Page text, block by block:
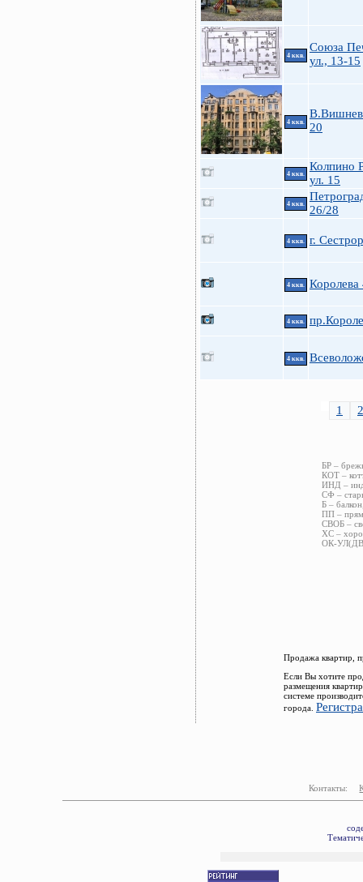
4 ккв.
Союза
ул., 13-15
4 ккв.
20
4 ккв.
Колпино
ул. 15
4 ккв.
26/28
4 ккв. г.
4 ккв. Королева
4 ккв.
4 ккв.
1 2
БР –
КОТ –
ИНД –
СФ –
Б –
ПП –
СВОБ –
ХС –
ОК-
Продажа квартир,
Если Вы хотите
размещения
системе
города.
Контакты: